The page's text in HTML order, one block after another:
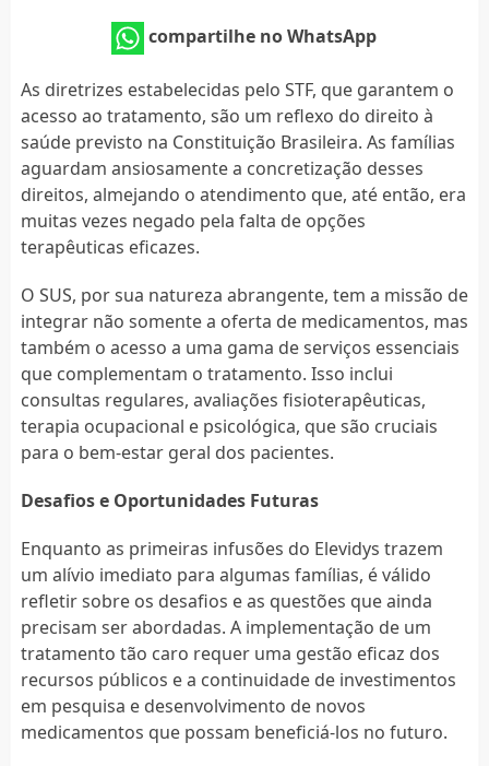
compartilhe no WhatsApp
As diretrizes estabelecidas pelo STF, que garantem o
acesso ao tratamento, são um reflexo do direito à
saúde previsto na Constituição Brasileira. As famílias
aguardam ansiosamente a concretização desses
direitos, almejando o atendimento que, até então, era
muitas vezes negado pela falta de opções
terapêuticas eficazes.
O SUS, por sua natureza abrangente, tem a missão de
integrar não somente a oferta de medicamentos, mas
também o acesso a uma gama de serviços essenciais
que complementam o tratamento. Isso inclui
consultas regulares, avaliações fisioterapêuticas,
terapia ocupacional e psicológica, que são cruciais
para o bem-estar geral dos pacientes.
Desafios e Oportunidades Futuras
Enquanto as primeiras infusões do Elevidys trazem
um alívio imediato para algumas famílias, é válido
refletir sobre os desafios e as questões que ainda
precisam ser abordadas. A implementação de um
tratamento tão caro requer uma gestão eficaz dos
recursos públicos e a continuidade de investimentos
em pesquisa e desenvolvimento de novos
medicamentos que possam beneficiá-los no futuro.